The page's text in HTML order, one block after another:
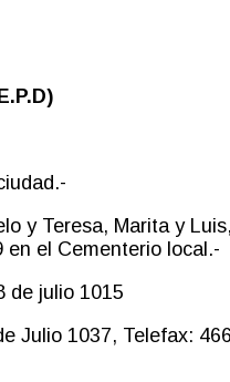
y Teresa, Marita y
en el Cementerio local.-
de julio 1015
Julio 1037, Telefax: